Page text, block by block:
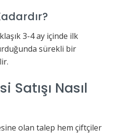
3-4 ay içinde ilk
sürekli bir
Satışı Nasıl
olan talep hem çiftçiler